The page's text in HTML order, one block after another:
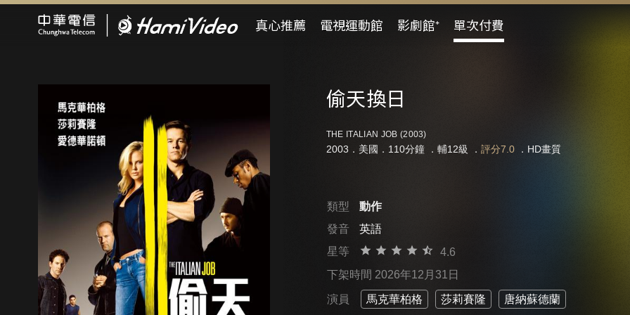
真心推薦 電視運動館 影劇館⁺ 單次付費
偷天換日
THE ITALIAN JOB (2003)
2003．美國．110分鐘 ． 輔12級 ． 評分7.0．HD畫質
類型
動作
發音
英語
星等
4.6
下架時間 2026年12月31日
演員 馬克華柏格 莎莉賽隆 唐納蘇德蘭